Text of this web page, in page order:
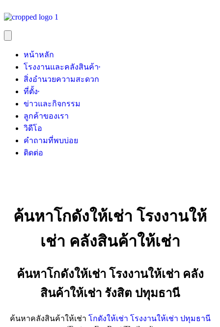
หน้าหลัก
โรงงานและคลังสินค้า
สิ่งอำนวยความสะดวก
ที่ตั้ง
ข่าวและกิจกรรม
ลูกค้าของเรา
วิดีโอ
คำถามที่พบบ่อย
ติดต่อ
ค้นหาโกดังให้เช่า โรงงานให้
เช่า คลังสินค้าให้เช่า
ค้นหาโกดังให้เช่า โรงงานให้เช่า คลัง
สินค้าให้เช่า รังสิต ปทุมธานี
ค้นหาคลังสินค้าให้เช่า โกดังให้เช่า โรงงานให้เช่า ปทุมธานี